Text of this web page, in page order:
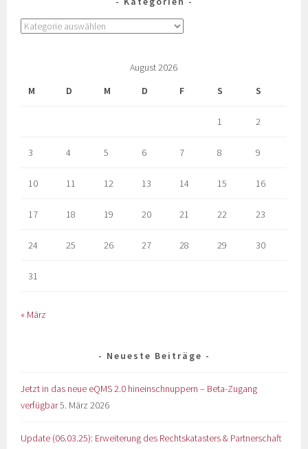
August 2026
M
D M D F S S
1 2
3 4 5 6 7 8 9
10 11 12 13 14 15 16
17 18 19 20 21 22 23
24 25 26 27 28 29 30
31
« März
Neueste Beiträge
Jetzt in das neue eQMS 2.0 hineinschnuppern – Beta-Zugang
verfügbar5. März 2026
Update (06.03.25): Erweiterung des Rechtskatasters & Partnerschaft